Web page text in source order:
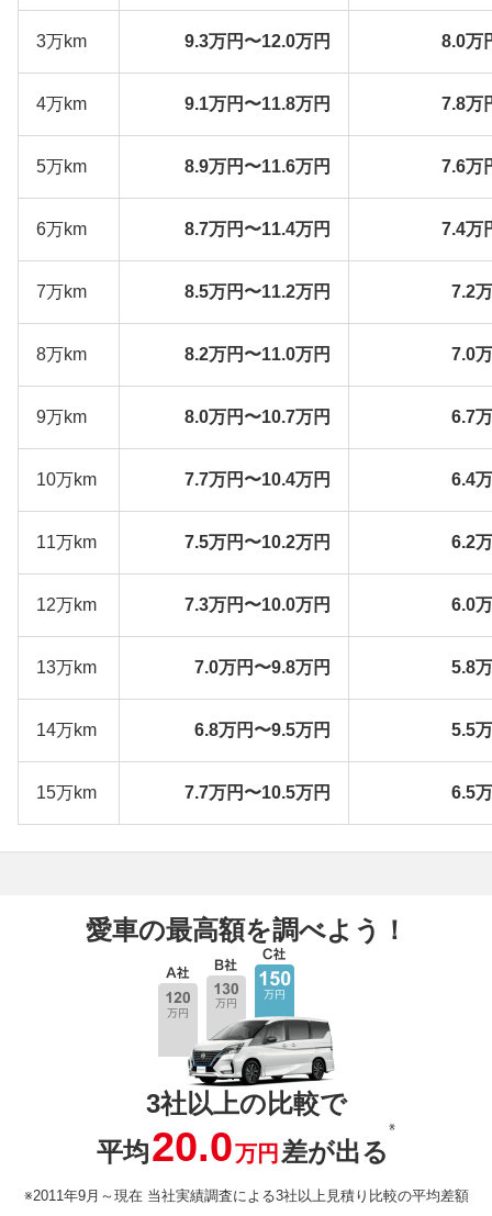
3万km 9.3万円〜12.0万円 8.0万
4万km 9.1万円〜11.8万円 7.8万
5万km 8.9万円〜11.6万円 7.6万
6万km 8.7万円〜11.4万円 7.4万
7万km 8.5万円〜11.2万円 7.2
8万km 8.2万円〜11.0万円 7.0
9万km 8.0万円〜10.7万円 6.7
10万km 7.7万円〜10.4万円 6.4
11万km 7.5万円〜10.2万円 6.2
12万km 7.3万円〜10.0万円 6.0
13万km 7.0万円〜9.8万円 5.8
14万km 6.8万円〜9.5万円 5.5
15万km 7.7万円〜10.5万円 6.5
愛車の最高額を調べよう！
3社以上の比較で
平均20.0万円 差が出る
※
※2011年9月～現在 当社実績調査による3社以上見積り比較の平均差額